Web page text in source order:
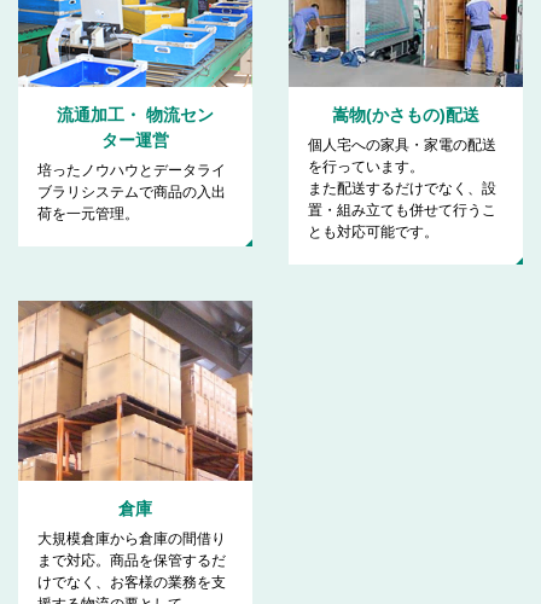
流通加工・ 物流セン
ター運営
培ったノウハウとデータライ
ブラリシステムで商品の入出
荷を一元管理。
嵩物(かさもの)配送
個人宅への家具・家電の配送
を行っています。
また配送するだけでなく、設
置・組み立ても併せて行うこ
とも対応可能です。
倉庫
大規模倉庫から倉庫の間借り
まで対応。商品を保管するだ
けでなく、お客様の業務を支